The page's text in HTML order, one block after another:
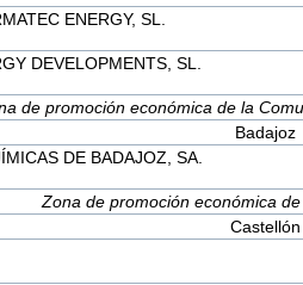
ENERGY, SL.
DEVELOPMENTS, SL.
de promoción económica de la
Badajoz
DE BADAJOZ, SA.
Zona de promoción económica
Castellón